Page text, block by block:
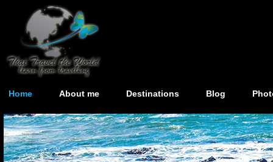
Home About me Destinations Blog